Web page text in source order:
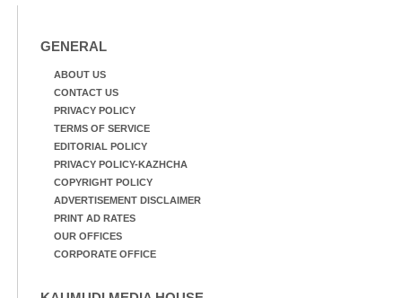
GENERAL
ABOUT US
CONTACT US
PRIVACY POLICY
TERMS OF SERVICE
EDITORIAL POLICY
PRIVACY POLICY-KAZHCHA
COPYRIGHT POLICY
ADVERTISEMENT DISCLAIMER
PRINT AD RATES
OUR OFFICES
CORPORATE OFFICE